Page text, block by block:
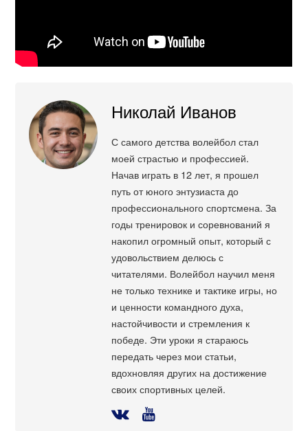
Николай Иванов
С самого детства волейбол стал
моей страстью и профессией.
Начав играть в 12 лет, я прошел
путь от юного энтузиаста до
профессионального спортсмена. За
годы тренировок и соревнований я
накопил огромный опыт, который с
удовольствием делюсь с
читателями. Волейбол научил меня
не только технике и тактике игры, но
и ценности командного духа,
настойчивости и стремления к
победе. Эти уроки я стараюсь
передать через мои статьи,
вдохновляя других на достижение
своих спортивных целей.